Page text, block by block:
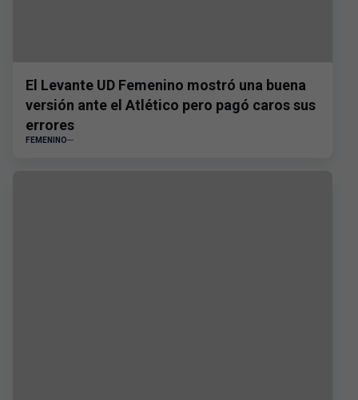
El Levante UD Femenino mostró una buena
versión ante el Atlético pero pagó caros sus
errores
FEMENINO